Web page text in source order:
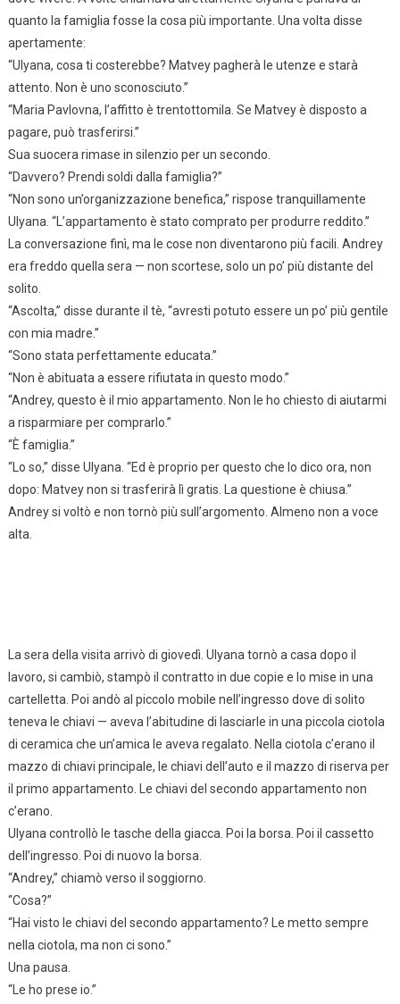
quanto la famiglia fosse la cosa più importante. Una volta disse
apertamente:
“Ulyana, cosa ti costerebbe? Matvey pagherà le utenze e starà
attento. Non è uno sconosciuto.”
“Maria Pavlovna, l’affitto è trentottomila. Se Matvey è disposto a
pagare, può trasferirsi.”
Sua suocera rimase in silenzio per un secondo.
“Davvero? Prendi soldi dalla famiglia?”
“Non sono un’organizzazione benefica,” rispose tranquillamente
Ulyana. “L’appartamento è stato comprato per produrre reddito.”
La conversazione finì, ma le cose non diventarono più facili. Andrey
era freddo quella sera — non scortese, solo un po’ più distante del
solito.
“Ascolta,” disse durante il tè, “avresti potuto essere un po’ più gentile
con mia madre.”
“Sono stata perfettamente educata.”
“Non è abituata a essere rifiutata in questo modo.”
“Andrey, questo è il mio appartamento. Non le ho chiesto di aiutarmi
a risparmiare per comprarlo.”
“È famiglia.”
“Lo so,” disse Ulyana. “Ed è proprio per questo che lo dico ora, non
dopo: Matvey non si trasferirà lì gratis. La questione è chiusa.”
Andrey si voltò e non tornò più sull’argomento. Almeno non a voce
alta.
La sera della visita arrivò di giovedì. Ulyana tornò a casa dopo il
lavoro, si cambiò, stampò il contratto in due copie e lo mise in una
cartelletta. Poi andò al piccolo mobile nell’ingresso dove di solito
teneva le chiavi — aveva l’abitudine di lasciarle in una piccola ciotola
di ceramica che un’amica le aveva regalato. Nella ciotola c’erano il
mazzo di chiavi principale, le chiavi dell’auto e il mazzo di riserva per
il primo appartamento. Le chiavi del secondo appartamento non
c’erano.
Ulyana controllò le tasche della giacca. Poi la borsa. Poi il cassetto
dell’ingresso. Poi di nuovo la borsa.
“Andrey,” chiamò verso il soggiorno.
“Cosa?”
“Hai visto le chiavi del secondo appartamento? Le metto sempre
nella ciotola, ma non ci sono.”
Una pausa.
“Le ho prese io.”